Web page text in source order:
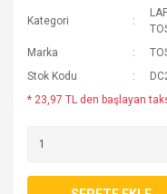
Kategori
Marka
Stok Kodu
* 23,97 TL den başlayan